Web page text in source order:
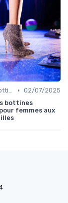
Bottes et Bottines • 02/07/2025
bottines
femmes aux